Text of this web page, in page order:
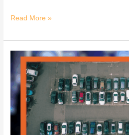
Read More »
Impozitul
auto
crește
semnificativ
din
2026